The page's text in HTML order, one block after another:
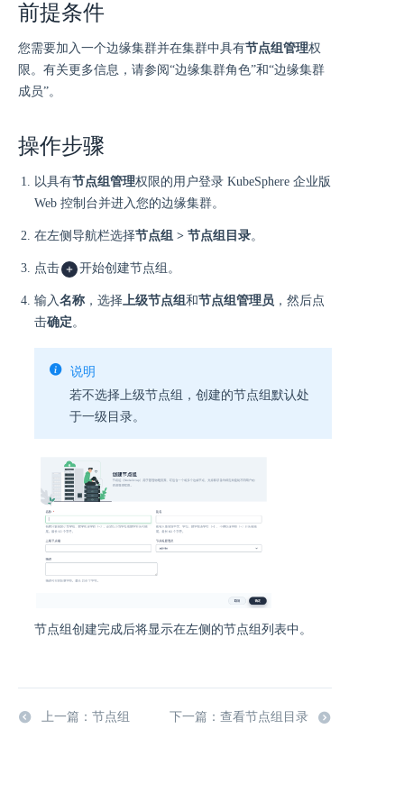
前提条件
您需要加入一个边缘集群并在集群中具有节点组管理权
限。有关更多信息，请参阅“边缘集群角色”和“边缘集群
成员”。
操作步骤
以具有节点组管理权限的用户登录 KubeSphere 企业版
Web 控制台并进入您的边缘集群。
在左侧导航栏选择节点组 > 节点组目录。
点击 开始创建节点组。
输入名称 ，选择上级节点组和节点组管理员 ，然后点
击确定。
说明
若不选择上级节点组，创建的节点组默认处
于一级目录。
节点组创建完成后将显示在左侧的节点组列表中。
上一篇：节点组 下一篇：查看节点组目录